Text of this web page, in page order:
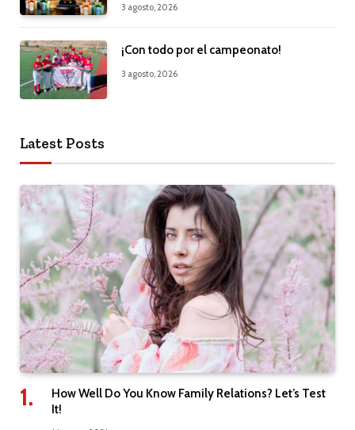
3 agosto, 2026
¡Con todo por el campeonato!
3 agosto, 2026
Latest Posts
How Well Do You Know Family Relations? Let’s Test
It!